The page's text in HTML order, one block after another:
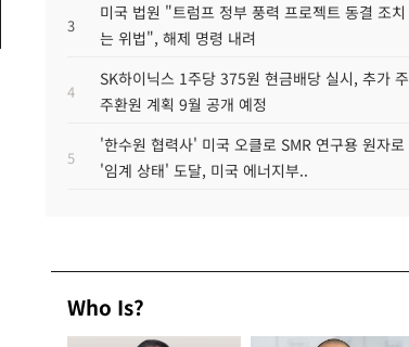
3
미국 법원 "트럼프 정부 풍력 프로젝트 동결 조치
는 위법", 해제 명령 내려
4
SK하이닉스 1주당 375원 현금배당 실시, 추가 주
주환원 계획 9월 공개 예정
5
'한수원 협력사' 미국 오클로 SMR 연구용 원자로
'임계 상태' 도달, 미국 에너지부..
Who Is?